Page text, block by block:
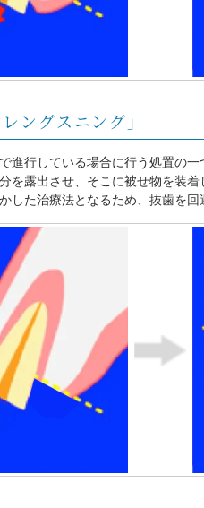
ングスニング」
進行している場合に行う処置の
を露出させ、そこに被せ物を装
た治療法となるため、抜歯を回